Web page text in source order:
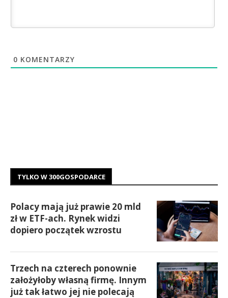
0 KOMENTARZY
TYLKO W 300GOSPODARCE
Polacy mają już prawie 20 mld
zł w ETF-ach. Rynek widzi
dopiero początek wzrostu
Trzech na czterech ponownie
założyłoby własną firmę. Innym
już tak łatwo jej nie polecają